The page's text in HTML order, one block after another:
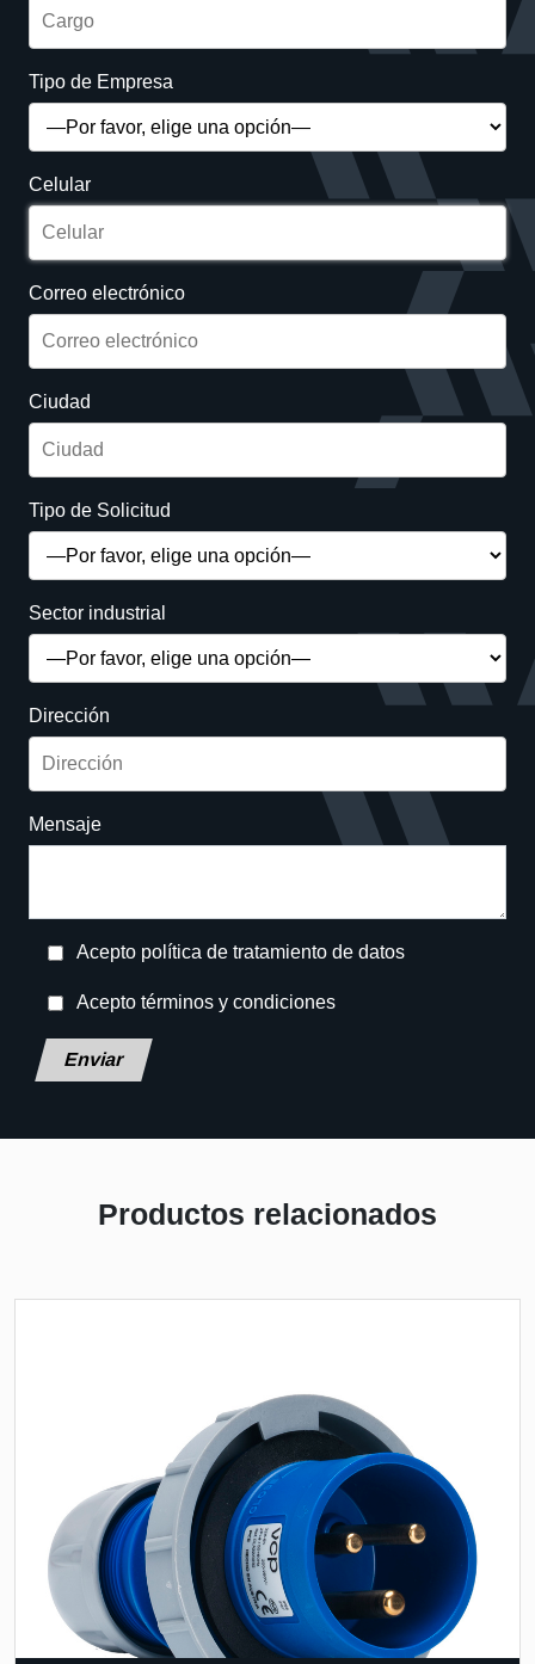
Tipo de Empresa
Celular
Correo electrónico
Ciudad
Tipo de Solicitud
Sector industrial
Dirección
Mensaje
Acepto política de tratamiento de datos
Acepto términos y condiciones
Deja este campo en blanco, por favor.
Productos relacionados